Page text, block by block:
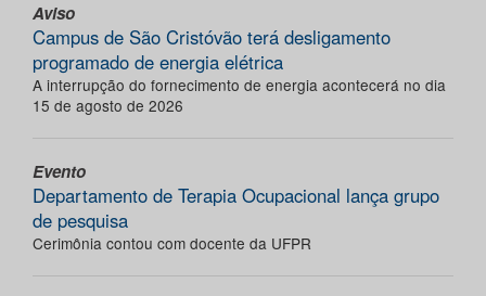
Aviso
Campus de São Cristóvão terá desligamento
programado de energia elétrica
A interrupção do fornecimento de energia acontecerá no dia
15 de agosto de 2026
Evento
Departamento de Terapia Ocupacional lança grupo
de pesquisa
Cerimônia contou com docente da UFPR